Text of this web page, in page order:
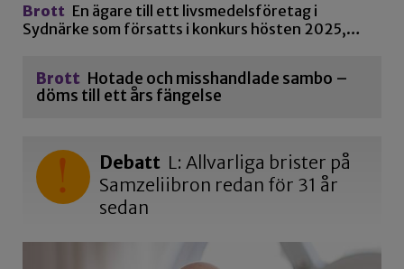
Brott En ägare till ett livsmedelsföretag i
Sydnärke som försatts i konkurs hösten 2025,…
Brott Hotade och misshandlade sambo –
döms till ett års fängelse
Debatt L: Allvarliga brister på
Samzeliibron redan för 31 år
sedan